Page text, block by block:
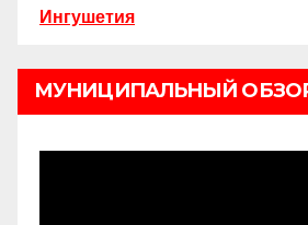
Ингушетия
МУНИЦИПАЛЬНЫЙ